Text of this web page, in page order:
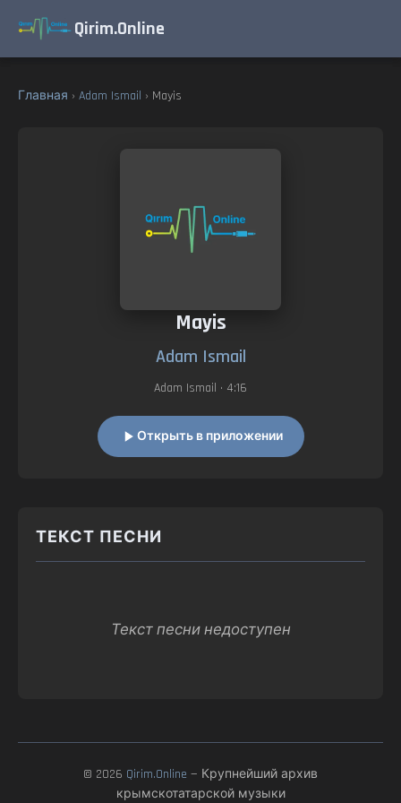
Qirim.Online
Главная › Adam Ismail › Mayis
Mayis
Adam Ismail
Adam Ismail • 4:16
Открыть в приложении
ТЕКСТ ПЕСНИ
Текст песни недоступен
© 2026 Qirim.Online — Крупнейший архив
крымскотатарской музыки